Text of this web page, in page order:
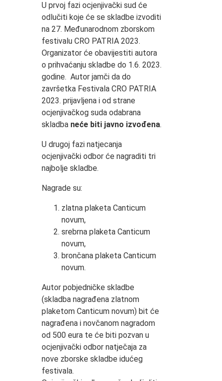
U prvoj fazi ocjenjivački sud će
odlučiti koje će se skladbe izvoditi
na 27. Međunarodnom zborskom
festivalu CRO PATRIA 2023.
Organizator će obavijestiti autora
o prihvaćanju skladbe do 1.6. 2023.
godine. Autor jamči da do
završetka Festivala CRO PATRIA
2023. prijavljena i od strane
ocjenjivačkog suda odabrana
skladba neće biti javno izvođena.
U drugoj fazi natjecanja
ocjenjivački odbor će nagraditi tri
najbolje skladbe.
Nagrade su:
zlatna plaketa Canticum
novum,
srebrna plaketa Canticum
novum,
brončana plaketa Canticum
novum.
Autor pobjedničke skladbe
(skladba nagrađena zlatnom
plaketom Canticum novum) bit će
nagrađena i novčanom nagradom
od 500 eura te će biti pozvan u
ocjenjivački odbor natječaja za
nove zborske skladbe idućeg
festivala.